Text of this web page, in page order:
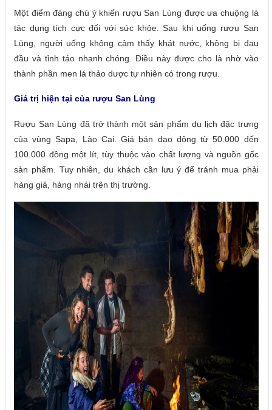
Một điểm đáng chú ý khiến rượu San Lùng được ưa chuộng là
tác dụng tích cực đối với sức khỏe. Sau khi uống rượu San
Lùng, người uống không cảm thấy khát nước, không bị đau
đầu và tỉnh táo nhanh chóng. Điều này được cho là nhờ vào
thành phần men lá thảo dược tự nhiên có trong rượu.
Giá trị hiện tại của rượu San Lùng
Rượu San Lùng đã trở thành một sản phẩm du lịch đặc trưng
của vùng Sapa, Lào Cai. Giá bán dao động từ 50.000 đến
100.000 đồng một lít, tùy thuộc vào chất lượng và nguồn gốc
sản phẩm. Tuy nhiên, du khách cần lưu ý để tránh mua phải
hàng giả, hàng nhái trên thị trường.